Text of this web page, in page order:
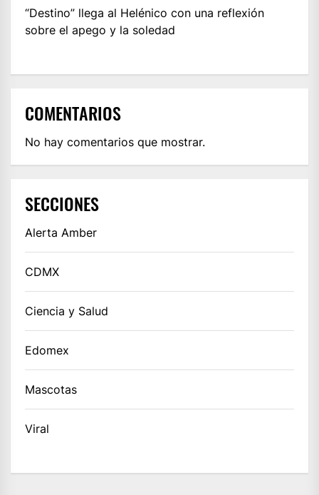
“Destino” llega al Helénico con una reflexión
sobre el apego y la soledad
COMENTARIOS
No hay comentarios que mostrar.
SECCIONES
Alerta Amber
CDMX
Ciencia y Salud
Edomex
Mascotas
Viral